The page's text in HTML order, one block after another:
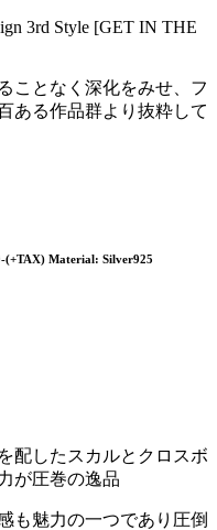
3rd Style [GET IN THE
ことなく深化をみせ、フ
ある作品群より抜粋して
(+TAX) Material: Silver925
配したスカルとクロスボ
が圧巻の逸品
も魅力の一つであり圧倒